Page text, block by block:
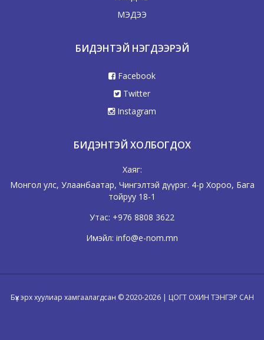
МЭДЭЭ
БИДЭНТЭЙ НЭГДЭЭРЭЙ
Facebook
Twitter
Instagram
БИДЭНТЭЙ ХОЛБОГДОХ
Хаяг:
Монгол улс, Улаанбаатар, Чингэлтэй дүүрэг. 4-р Хороо, Бага
тойруу 18-1
Утас: +976 8808 3622
Имэйл: info@e-nom.mn
Бүх эрх хуулиар хамгаалагдсан © 2020-2026 | ЦОГТ ОХИН ТЭНГЭР САН